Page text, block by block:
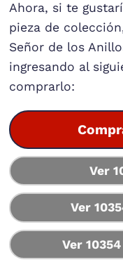
Ahora, si te
pieza de
Señor de los
ingresando al
comprarlo:
Ver
Ver
Ver